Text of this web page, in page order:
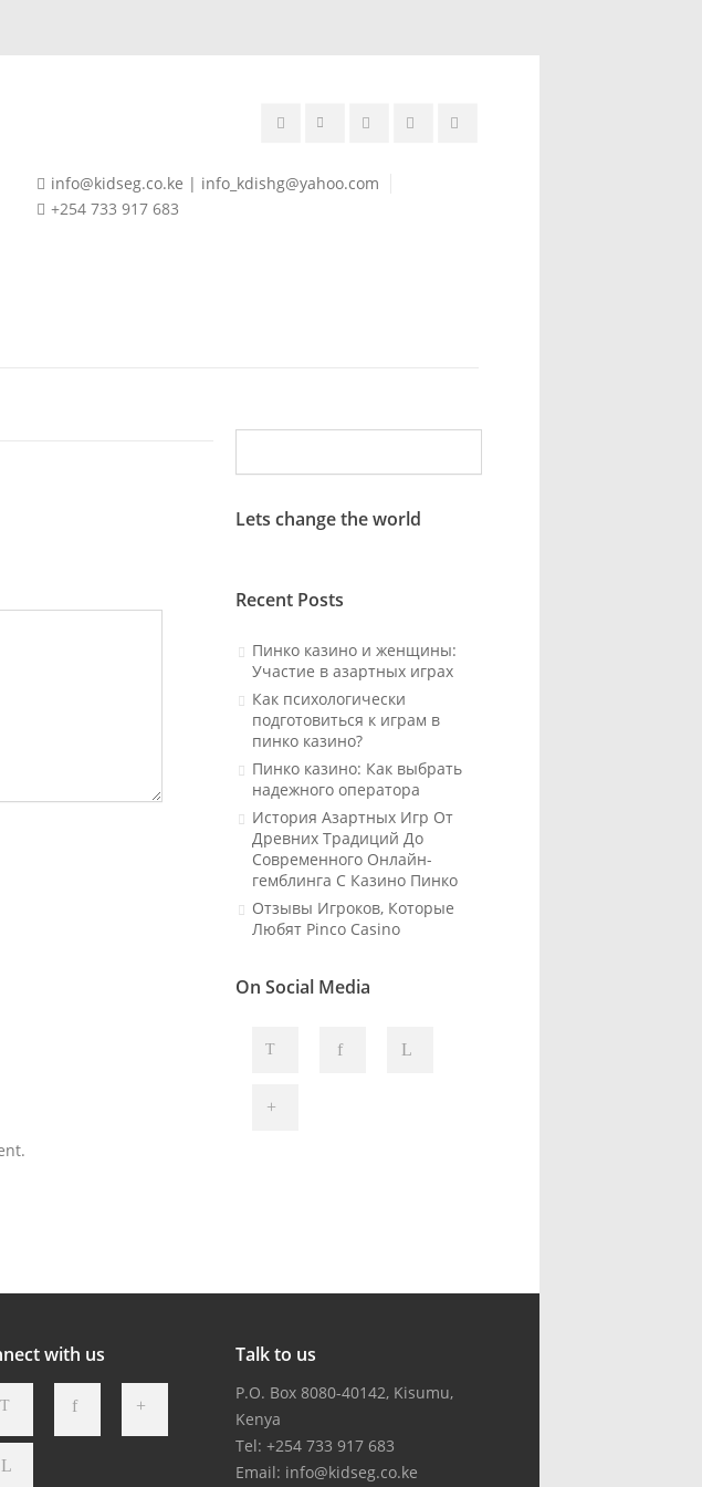
info@kidseg.co.ke | info_kdishg@yahoo.com
+254 733 917 683
Lets change the world
Recent Posts
Пинко казино и женщины:
Участие в азартных играх
Как психологически
подготовиться к играм в
пинко казино?
Пинко казино: Как выбрать
надежного оператора
История Азартных Игр От
Древних Традиций До
Современного Онлайн-
гемблинга С Казино Пинко
Отзывы Игроков, Которые
Любят Pinco Casino
On Social Media
with us Talk to us
P.O. Box 8080-40142, Kisumu,
Kenya
Tel: +254 733 917 683
Email: info@kidseg.co.ke